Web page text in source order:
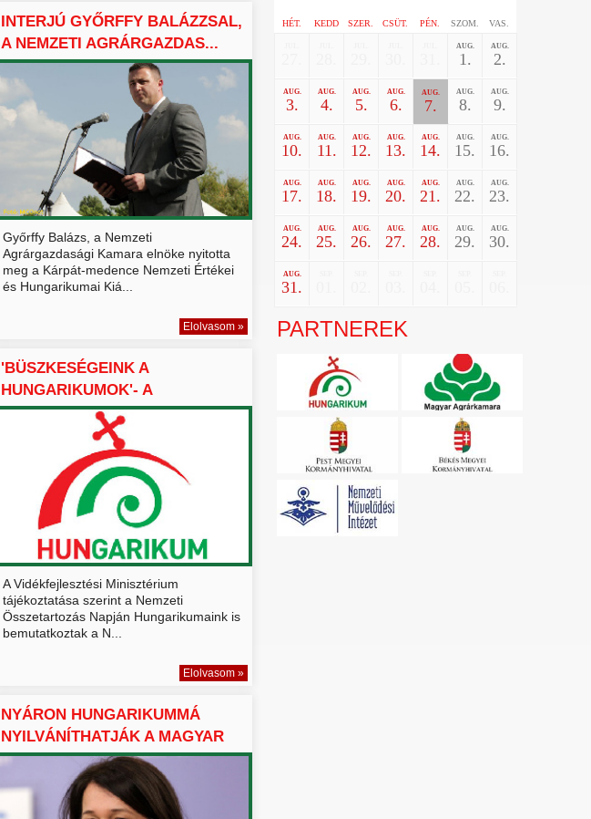
INTERJÚ GYŐRFFY BALÁZZSAL,
A NEMZETI AGRÁRGAZDAS...
Győrffy Balázs, a Nemzeti
Agrárgazdasági Kamara elnöke nyitotta
meg a Kárpát-medence Nemzeti Értékei
és Hungarikumai Kiá...
Elolvasom »
'BÜSZKESÉGEINK A
HUNGARIKUMOK'- A
HUNGARIKUM BIZ...
A Vidékfejlesztési Minisztérium
tájékoztatása szerint a Nemzeti
Összetartozás Napján Hungarikumaink is
bemutatkoztak a N...
Elolvasom »
NYÁRON HUNGARIKUMMÁ
NYILVÁNÍTHATJÁK A MAGYAR
VÉD...
HÉT. KEDD SZER. CSÜT. PÉN. SZOM. VAS.
AUG.
1.
AUG.
2.
AUG.
3.
AUG.
4.
AUG.
5.
AUG.
6.
AUG.
7.
AUG.
8.
AUG.
9.
AUG.
10.
AUG.
11.
AUG.
12.
AUG.
13.
AUG.
14.
AUG.
15.
AUG.
16.
AUG.
17.
AUG.
18.
AUG.
19.
AUG.
20.
AUG.
21.
AUG.
22.
AUG.
23.
AUG.
24.
AUG.
25.
AUG.
26.
AUG.
27.
AUG.
28.
AUG.
29.
AUG.
30.
AUG.
31.
PARTNEREK